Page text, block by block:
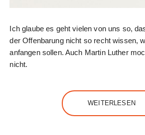
Ich glaube es geht vielen von uns so,
der Offenbarung nicht so recht wissen,
anfangen sollen. Auch Martin Luther
nicht.
WEITERLESEN